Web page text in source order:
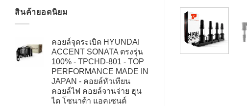
สินค้ายอดนิยม
คอยล์จุดระเบิด HYUNDAI
ACCENT SONATA ตรงรุ่น
100% - TPCHD-801 - TOP
PERFORMANCE MADE IN
JAPAN - คอยล์หัวเทียน
คอยล์ไฟ คอยล์จานจ่าย ฮุน
ได โซนาต้า แอคเซนต์